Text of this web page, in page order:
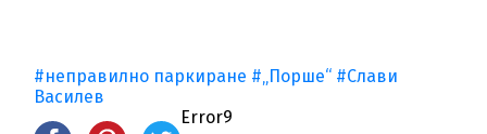
#неправилно паркиране #„Порше“ #Слави
Василев
Error9